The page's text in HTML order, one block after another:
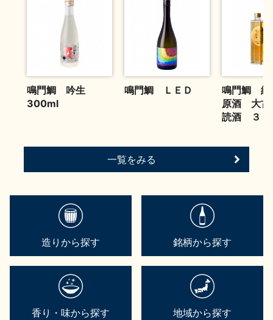
鳴門鯛 吟生
300ml
鳴門鯛 ＬＥＤ
鳴門鯛 純
原酒 大
読酒 ３６
一覧をみる
造りから探す 銘柄から探す
香り・味から探す 地域から探す